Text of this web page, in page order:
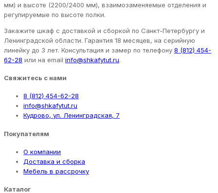
мм) и высоте (2200/2400 мм), взаимозаменяемые отделения и
регулируемые по высоте полки.
Закажите шкаф с доставкой и сборкой по Санкт-Петербургу и
Ленинградской области. Гарантия 18 месяцев, на серийную
линейку до 3 лет. Консультация и замер по телефону 8 (812) 454-
62-28 или на email info@shkafytut.ru.
Свяжитесь с нами
8 (812) 454-62-28
info@shkafytut.ru
Кудрово, ул. Ленинградская, 7
Покупателям
О компании
Доставка и сборка
Мебель в рассрочку
Каталог